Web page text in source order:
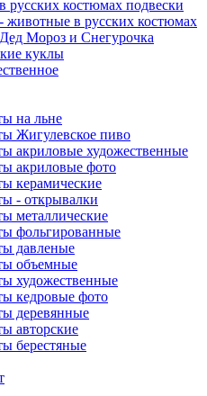
русских костюмах подвески
животные в русских костюмах
Мороз и Снегурочка
куклы
на льне
Жигулевское пиво
акриловые художественные
акриловые фото
керамические
- открывалки
металлические
фольгированные
давленые
объемные
художественные
кедровые фото
деревянные
авторские
берестяные